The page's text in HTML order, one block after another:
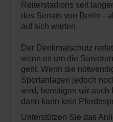
Reiterstadions seit
des Senats von Berlin -
auf sich warten.
Der Denkmalschutz
wenn es um die
geht. Wenn die
Sportanlagen jedoch
wird, benötigen wir auch
dann kann kein
Unterstützen Sie das